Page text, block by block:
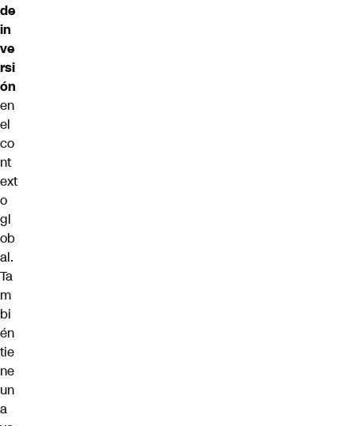
de
in
ve
rsi
ón
en
el
co
nt
ext
o
gl
ob
al.
Ta
m
bi
én
tie
ne
un
a